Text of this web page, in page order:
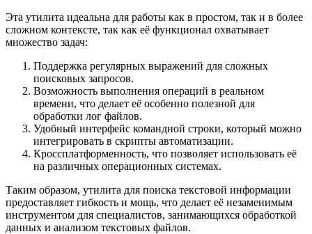
Эта утилита идеальна для работы как в простом, так и в более
сложном контексте, так как её функционал охватывает
множество задач:
Поддержка регулярных выражений для сложных
поисковых запросов.
Возможность выполнения операций в реальном
времени, что делает её особенно полезной для
обработки лог файлов.
Удобный интерфейс командной строки, который можно
интегрировать в скрипты автоматизации.
Кроссплатформенность, что позволяет использовать её
на различных операционных системах.
Таким образом, утилита для поиска текстовой информации
предоставляет гибкость и мощь, что делает её незаменимым
инструментом для специалистов, занимающихся обработкой
данных и анализом текстовых файлов.